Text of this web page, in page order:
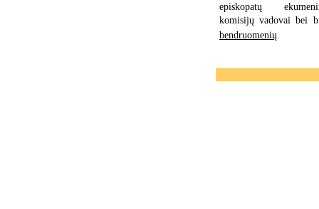
episkopatų
komisijų vadovai bei
bendruomenių